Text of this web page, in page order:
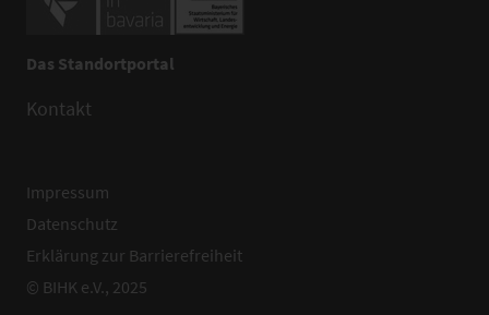
Das Standortportal
Kontakt
Impressum
Datenschutz
Erklärung zur Barrierefreiheit
© BIHK e.V., 2025